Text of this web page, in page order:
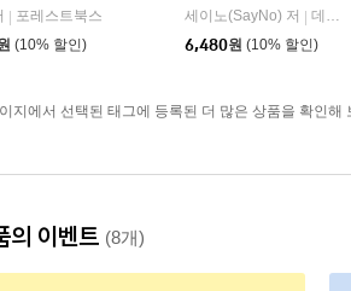
포레스트북스
(10% 할인)
세이노(SayNo) 저
데이원
6,480원 (10% 할인)
지에서 선택된 태그에 등록된 더 많은 상품을 확인해
의 이벤트 (8개)